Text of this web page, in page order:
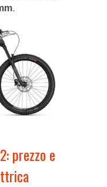
.
prezzo e